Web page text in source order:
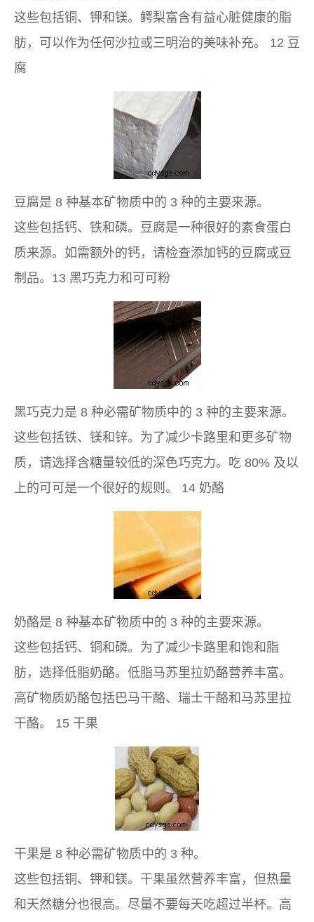
这些包括铜、钾和镁。鳄梨富含有益心脏健康的脂
肪，可以作为任何沙拉或三明治的美味补充。 12 豆
腐
豆腐是 8 种基本矿物质中的 3 种的主要来源。
这些包括钙、铁和磷。豆腐是一种很好的素食蛋白
质来源。如需额外的钙，请检查添加钙的豆腐或豆
制品。13 黑巧克力和可可粉
黑巧克力是 8 种必需矿物质中的 3 种的主要来源。
这些包括铁、镁和锌。为了减少卡路里和更多矿物
质，请选择含糖量较低的深色巧克力。吃 80% 及以
上的可可是一个很好的规则。 14 奶酪
奶酪是 8 种基本矿物质中的 3 种的主要来源。
这些包括钙、铜和磷。为了减少卡路里和饱和脂
肪，选择低脂奶酪。低脂马苏里拉奶酪营养丰富。
高矿物质奶酪包括巴马干酪、瑞士干酪和马苏里拉
干酪。 15 干果
干果是 8 种必需矿物质中的 3 种。
这些包括铜、钾和镁。干果虽然营养丰富，但热量
和天然糖分也很高。尽量不要每天吃超过半杯。高